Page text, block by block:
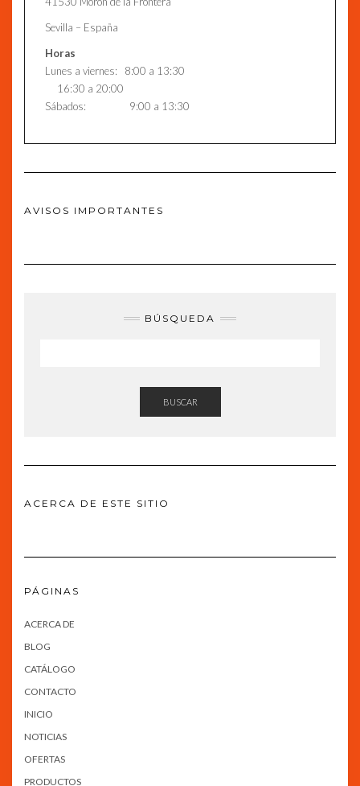
Sevilla – España
Horas
Lunes a viernes: 8:00 a 13:30
16:30 a 20:00
Sábados: 9:00 a 13:30
AVISOS IMPORTANTES
BÚSQUEDA
BUSCAR
ACERCA DE ESTE SITIO
PÁGINAS
ACERCA DE
BLOG
CATÁLOGO
CONTACTO
INICIO
NOTICIAS
OFERTAS
PRODUCTOS